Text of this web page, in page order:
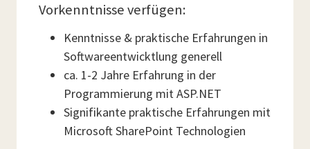
Vorkenntnisse verfügen:
Kenntnisse & praktische Erfahrungen in
Softwareentwicktlung generell
ca. 1-2 Jahre Erfahrung in der
Programmierung mit ASP.NET
Signifikante praktische Erfahrungen mit
Microsoft SharePoint Technologien